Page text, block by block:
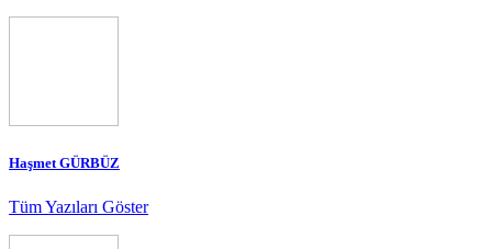
Haşmet GÜRBÜZ
Tüm Yazıları Göster